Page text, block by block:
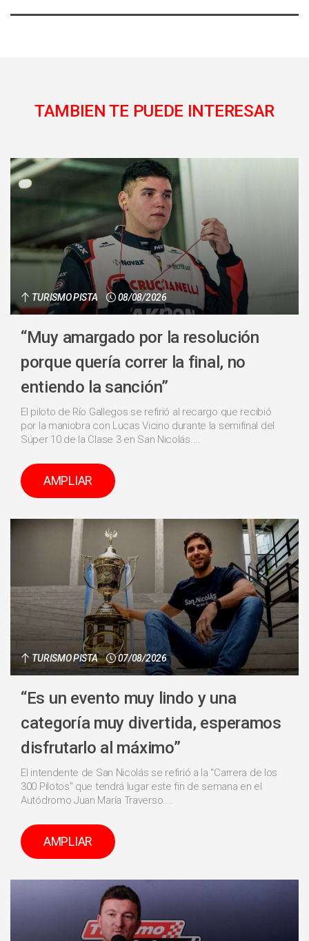
TAMBIEN TE PUEDE INTERESAR
TURISMO PISTA 08/08/2026
“Muy amargado por la resolución
porque quería correr la final, no
entiendo la sanción”
El piloto de Río Gallegos se refirió al recargo que recibió
por la maniobra con Lucas Vicino durante la semifinal del
Súper 10 de la Clase 3 en San Nicolás....
AMPLIAR
TURISMO PISTA 07/08/2026
“Es un evento muy lindo y una
categoría muy divertida, esperamos
disfrutarlo al máximo”
El intendente de San Nicolás se refirió a la "Carrera de los
300 Pilotos" que tendrá lugar este fin de semana en el
Autódromo Juan María Traverso....
AMPLIAR